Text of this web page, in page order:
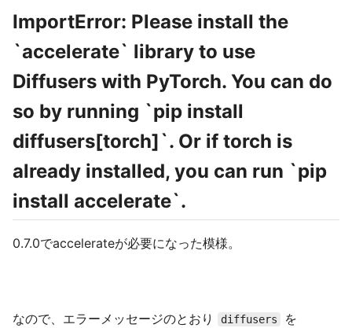
ImportError: Please install the
`accelerate` library to use
Diffusers with PyTorch. You can do
so by running `pip install
diffusers[torch]`. Or if torch is
already installed, you can run `pip
install accelerate`.
0.7.0でaccelerateが必要になった模様。
なので、エラーメッセージのとおり diffusers を